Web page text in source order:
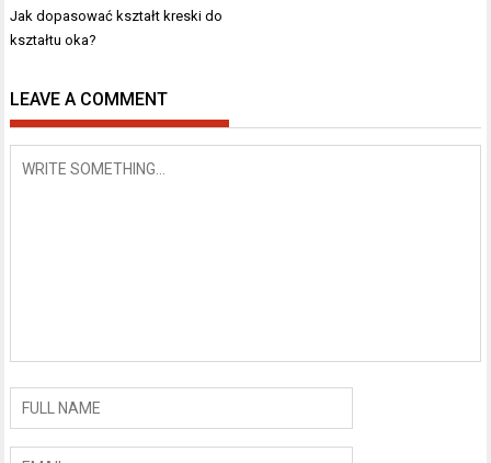
Nawigacja
wpisu
Jak dopasować kształt kreski do
kształtu oka?
LEAVE A COMMENT